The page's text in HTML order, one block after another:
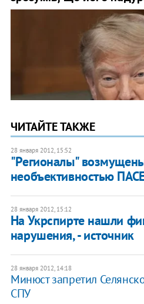
ЧИТАЙТЕ ТАКЖЕ
28 января 2012, 15:52
"Регионалы"
необъективностью
28 января 2012, 15:12
На Укрспирте нашли
нарушения, - источник
28 января 2012, 14:18
Минюст запретил
СПУ